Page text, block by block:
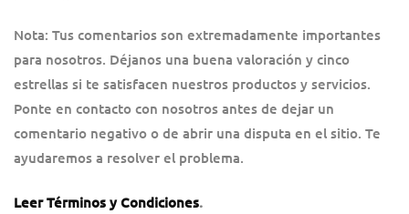
Nota: Tus comentarios son extremadamente importantes
para nosotros. Déjanos una buena valoración y cinco
estrellas si te satisfacen nuestros productos y servicios.
Ponte en contacto con nosotros antes de dejar un
comentario negativo o de abrir una disputa en el sitio. Te
ayudaremos a resolver el problema.
Leer Términos y Condiciones.